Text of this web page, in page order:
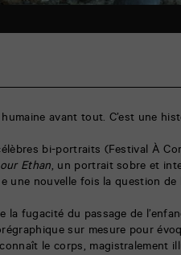
avant tout. C’est une
bi-portraits (Festival À
Ethan, un portrait sobre et
une nouvelle fois la question de
la fugacité du passage de
sur mesure pour
le corps, magistralement